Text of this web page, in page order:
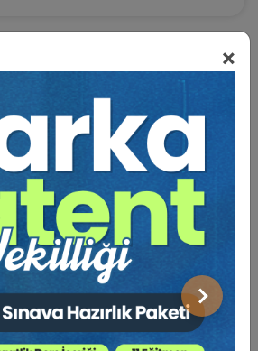
×
Sonraki
Ol: Sadece 5490 TL / Yıllık
Enstitüsü